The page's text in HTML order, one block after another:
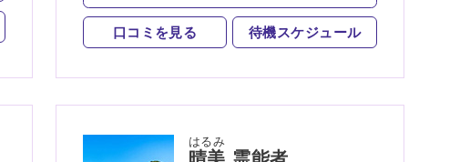
波動修正 霊符
スピリチュアルカウンセリング
口コミを見る 待機スケジュール
はるみ